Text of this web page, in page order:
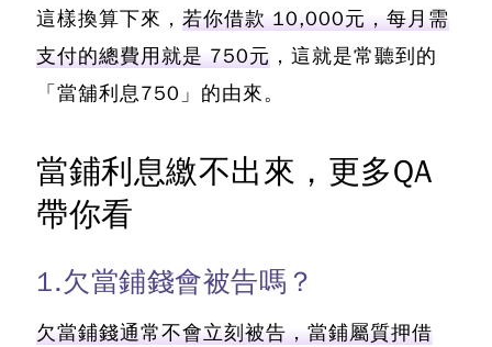
這樣換算下來， 若你借款 10,000元，每月需
支付的總費用就是 750元 ，這就是常聽到的
「當舖利息750」的由來。
當鋪利息繳不出來，更多QA
帶你看
1.欠當鋪錢會被告嗎？
欠當鋪錢通常不會立刻被告，當鋪屬質押借